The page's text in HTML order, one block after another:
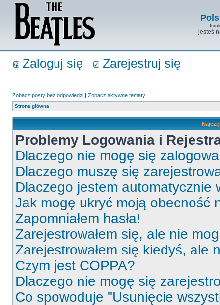
jesteś
Zaloguj się Zarejestruj się
Zobacz posty bez odpowiedzi | Zobacz aktywne tematy
Strona główna
Problemy Logowania i
Dlaczego nie mogę się
Dlaczego muszę się
Dlaczego jestem automatycznie
Jak mogę ukryć moją obecność
Zapomniałem hasła!
Zarejestrowałem się, ale nie
Zarejestrowałem się kiedyś, ale
Czym jest COPPA?
Dlaczego nie mogę się
Co spowoduje "Usunięcie